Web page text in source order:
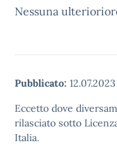
Nessuna
Pubblicato: 12.07.2023
Eccetto dove
rilasciato sotto
Italia.